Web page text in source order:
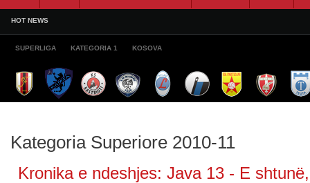
HOT NEWS
SUPERLIGA KATEGORIA 1 KOSOVA
Kategoria Superiore 2010-11
Kronika e ndeshjes: Java 13 - E